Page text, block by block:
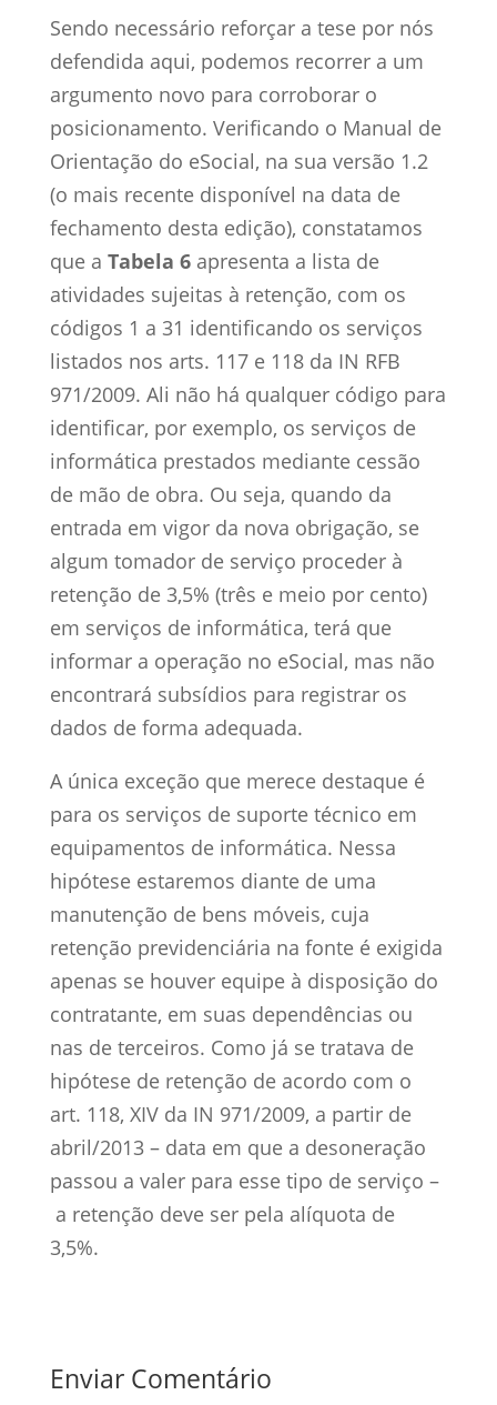
Sendo necessário reforçar a tese por nós
defendida aqui, podemos recorrer a um
argumento novo para corroborar o
posicionamento. Verificando o Manual de
Orientação do eSocial, na sua versão 1.2
(o mais recente disponível na data de
fechamento desta edição), constatamos
que a Tabela 6apresenta a lista de
atividades sujeitas à retenção, com os
códigos 1 a 31 identificando os serviços
listados nos arts. 117 e 118 da IN RFB
971/2009. Ali não há qualquer código para
identificar, por exemplo, os serviços de
informática prestados mediante cessão
de mão de obra. Ou seja, quando da
entrada em vigor da nova obrigação, se
algum tomador de serviço proceder à
retenção de 3,5% (três e meio por cento)
em serviços de informática, terá que
informar a operação no eSocial, mas não
encontrará subsídios para registrar os
dados de forma adequada.
A única exceção que merece destaque é
para os serviços de suporte técnico em
equipamentos de informática. Nessa
hipótese estaremos diante de uma
manutenção de bens móveis, cuja
retenção previdenciária na fonte é exigida
apenas se houver equipe à disposição do
contratante, em suas dependências ou
nas de terceiros. Como já se tratava de
hipótese de retenção de acordo com o
art. 118, XIV da IN 971/2009, a partir de
abril/2013 – data em que a desoneração
passou a valer para esse tipo de serviço –
a retenção deve ser pela alíquota de
3,5%.
Enviar Comentário